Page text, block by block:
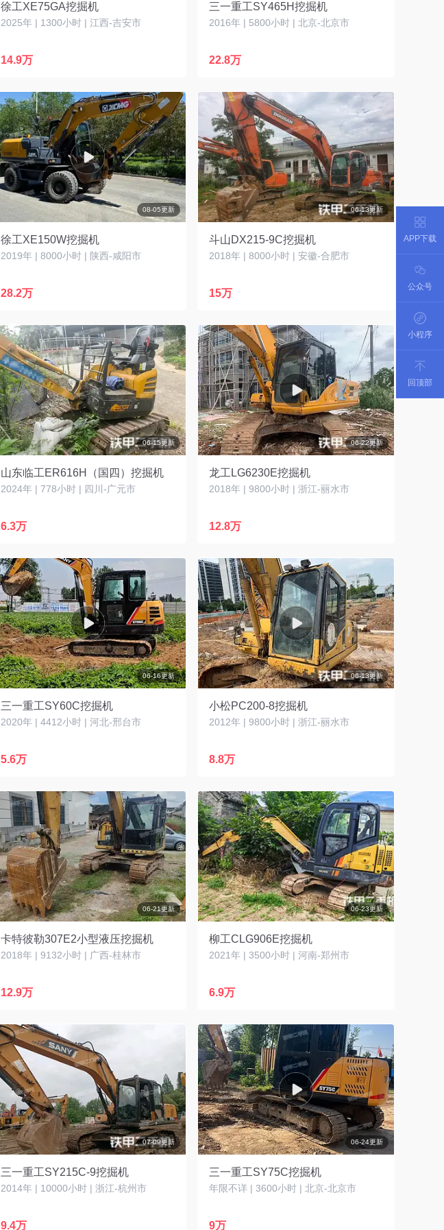
徐工XE75GA挖掘机
2025年 | 1300小时 | 江西-吉安市
14.9万
三一重工SY465H挖掘机
2016年 | 5800小时 | 北京-北京市
22.8万
08-05更新
徐工XE150W挖掘机
2019年 | 8000小时 | 陕西-咸阳市
28.2万
06-13更新
斗山DX215-9C挖掘机
2018年 | 8000小时 | 安徽-合肥市
15万
06-15更新
山东临工ER616H（国四）挖掘机
2024年 | 778小时 | 四川-广元市
6.3万
06-22更新
龙工LG6230E挖掘机
2018年 | 9800小时 | 浙江-丽水市
12.8万
06-16更新
三一重工SY60C挖掘机
2020年 | 4412小时 | 河北-邢台市
5.6万
06-13更新
小松PC200-8挖掘机
2012年 | 9800小时 | 浙江-丽水市
8.8万
06-21更新
卡特彼勒307E2小型液压挖掘机
2018年 | 9132小时 | 广西-桂林市
12.9万
06-23更新
柳工CLG906E挖掘机
2021年 | 3500小时 | 河南-郑州市
6.9万
07-09更新
三一重工SY215C-9挖掘机
2014年 | 10000小时 | 浙江-杭州市
9.4万
06-24更新
三一重工SY75C挖掘机
年限不详 | 3600小时 | 北京-北京市
9万
APP下载
公众号
小程序
回顶部